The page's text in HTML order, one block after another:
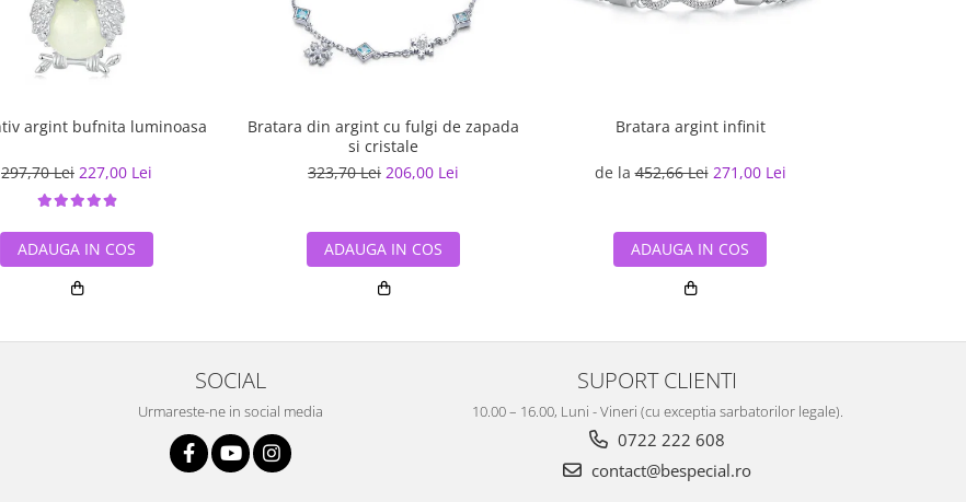
Pandantiv argint bufnita luminoasa
297,70 Lei 227,00 Lei
ADAUGA IN COS
Bratara din argint cu fulgi de zapada
si cristale
323,70 Lei 206,00 Lei
ADAUGA IN COS
Bratara argint infinit
de la452,66 Lei 271,00 Lei
ADAUGA IN COS
SOCIAL
Urmareste-ne in social media
SUPORT CLIENTI
10.00 – 16.00, Luni - Vineri (cu exceptia sarbatorilor legale).
0722 222 608
contact@bespecial.ro